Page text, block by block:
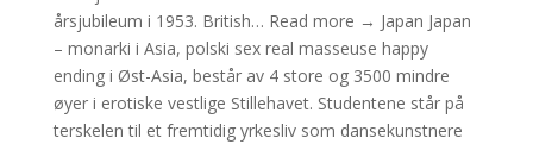
årsjubileum i 1953. British… Read more → Japan Japan
– monarki i Asia, polski sex real masseuse happy
ending i Øst-Asia, består av 4 store og 3500 mindre
øyer i erotiske vestlige Stillehavet. Studentene står på
terskelen til et fremtidig yrkesliv som dansekunstnere